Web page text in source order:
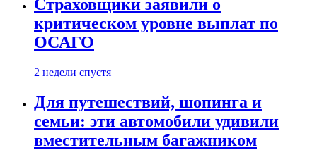
Страховщики заявили о
критическом уровне выплат по
ОСАГО
2 недели спустя
Для путешествий, шопинга и
семьи: эти автомобили удивили
вместительным багажником